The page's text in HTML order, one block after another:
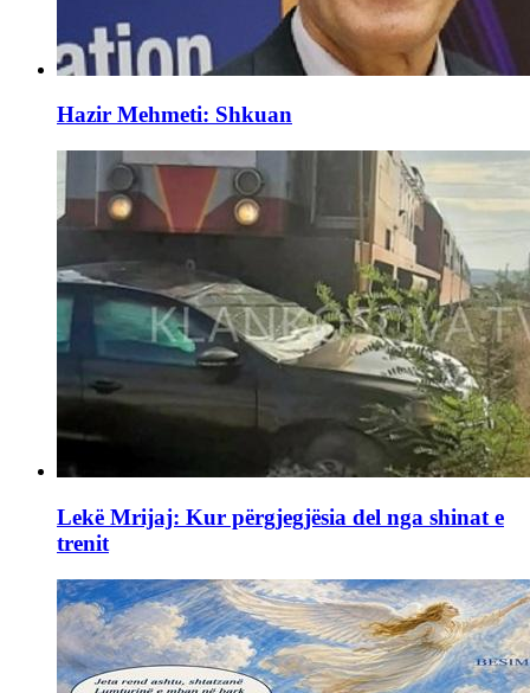
Hazir Mehmeti: Shkuan
Lekë Mrijaj: Kur përgjegjësia del nga shinat e
trenit